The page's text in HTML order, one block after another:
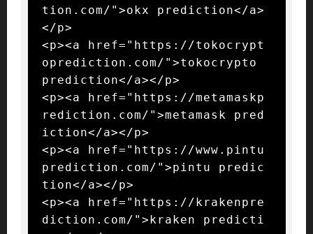
tion.com/">okx prediction</a>
</p>
<p><a href="https://tokocrypt
oprediction.com/">tokocrypto
prediction</a></p>
<p><a href="https://metamaskp
rediction.com/">metamask pred
iction</a></p>
<p><a href="https://www.pintu
prediction.com/">pintu predic
tion</a></p>
<p><a href="https://krakenpre
diction.com/">kraken predicti